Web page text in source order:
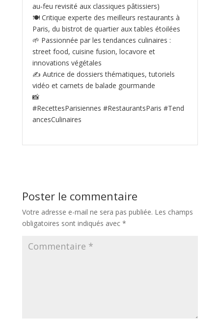
au‑feu revisité aux classiques pâtissiers)
🍽️ Critique experte des meilleurs restaurants à
Paris, du bistrot de quartier aux tables étoilées
🌱 Passionnée par les tendances culinaires :
street food, cuisine fusion, locavore et
innovations végétales
✍️ Autrice de dossiers thématiques, tutoriels
vidéo et carnets de balade gourmande
📸
#RecettesParisiennes #RestaurantsParis #Tend
ancesCulinaires
Poster le commentaire
Votre adresse e-mail ne sera pas publiée. Les champs
obligatoires sont indiqués avec *